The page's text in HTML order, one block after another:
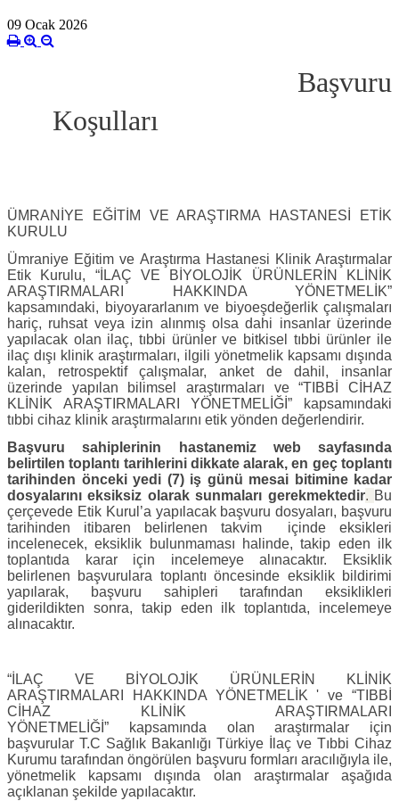
09 Ocak 2026
Başvuru
Koşulları
ÜMRANİYE EĞİTİM VE ARAŞTIRMA HASTANESİ ETİK
KURULU
Ümraniye Eğitim ve Araştırma Hastanesi Klinik Araştırmalar
Etik Kurulu, “İLAÇ VE BİYOLOJİK ÜRÜNLERİN KLİNİK
ARAŞTIRMALARI HAKKINDA YÖNETMELİK”
kapsamındaki, biyoyararlanım ve biyoeşdeğerlik çalışmaları
hariç, ruhsat veya izin alınmış olsa dahi insanlar üzerinde
yapılacak olan ilaç, tıbbi ürünler ve bitkisel tıbbi ürünler ile
ilaç dışı klinik araştırmaları, ilgili yönetmelik kapsamı dışında
kalan, retrospektif çalışmalar, anket de dahil, insanlar
üzerinde yapılan bilimsel araştırmaları ve “TIBBİ CİHAZ
KLİNİK ARAŞTIRMALARI YÖNETMELİĞİ” kapsamındaki
tıbbi cihaz klinik araştırmalarını etik yönden değerlendirir.
Başvuru sahiplerinin hastanemiz web sayfasında
belirtilen toplantı tarihlerini dikkate alarak, en geç toplantı
tarihinden önceki yedi (7) iş günü mesai bitimine kadar
dosyalarını eksiksiz olarak sunmaları gerekmektedir. Bu
çerçevede Etik Kurul’a yapılacak başvuru dosyaları, başvuru
tarihinden itibaren belirlenen takvim içinde eksikleri
incelenecek, eksiklik bulunmaması halinde, takip eden ilk
toplantıda karar için incelemeye alınacaktır. Eksiklik
belirlenen başvurulara toplantı öncesinde eksiklik bildirimi
yapılarak, başvuru sahipleri tarafından eksiklikleri
giderildikten sonra, takip eden ilk toplantıda, incelemeye
alınacaktır.
“İLAÇ VE BİYOLOJİK ÜRÜNLERİN KLİNİK
ARAŞTIRMALARI HAKKINDA YÖNETMELİK ' ve “TIBBİ
CİHAZ KLİNİK ARAŞTIRMALARI
YÖNETMELİĞİ” kapsamında olan araştırmalar için
başvurular T.C Sağlık Bakanlığı Türkiye İlaç ve Tıbbi Cihaz
Kurumu tarafından öngörülen başvuru formları aracılığıyla ile,
yönetmelik kapsamı dışında olan araştırmalar aşağıda
açıklanan şekilde yapılacaktır.